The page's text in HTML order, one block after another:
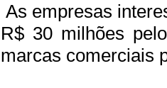
As empresas
R$ 30 milhões
marcas comerciais